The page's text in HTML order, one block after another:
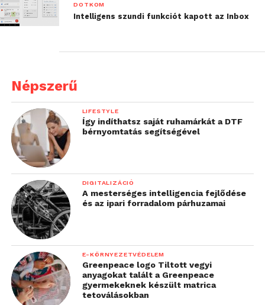
DOTKOM
Intelligens szundi funkciót kapott az Inbox
Népszerű
LIFESTYLE
Így indíthatsz saját ruhamárkát a DTF
bérnyomtatás segítségével
DIGITALIZÁCIÓ
A mesterséges intelligencia fejlődése
és az ipari forradalom párhuzamai
E-KÖRNYEZETVÉDELEM
Greenpeace logo Tiltott vegyi
anyagokat talált a Greenpeace
gyermekeknek készült matrica
tetoválásokban